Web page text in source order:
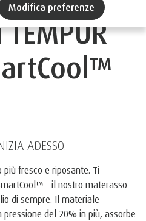
Modifica preferenze
ADESSO.
più fresco e riposante. Ti
– il nostro materasso
di sempre. Il materiale
pressione del 20% in più, assorbe